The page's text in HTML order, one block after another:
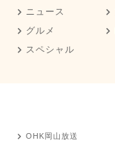
ニュース
グルメ
スペシャル
OHK岡山放送